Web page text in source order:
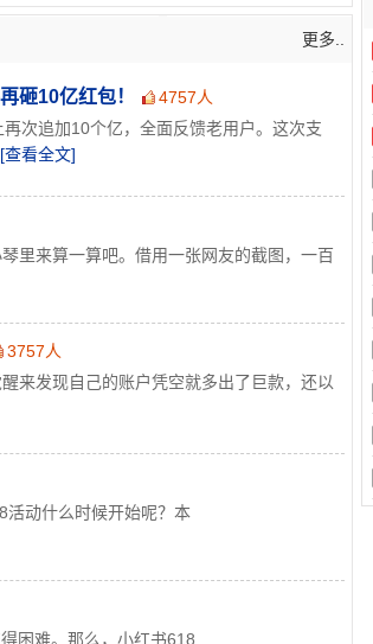
更多..
砸10亿红包！
4757人
次追加10个亿，全面反馈老用户。这次支
[查看全文]
里来算一算吧。借用一张网友的截图，一百
3757人
来发现自己的账户凭空就多出了巨款，还以
活动什么时候开始呢？本
困难。那么，小红书618